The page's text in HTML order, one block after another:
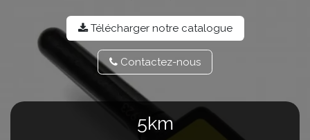
Télécharger notre catalo​​gue
Contactez-​​nou​​s
5km